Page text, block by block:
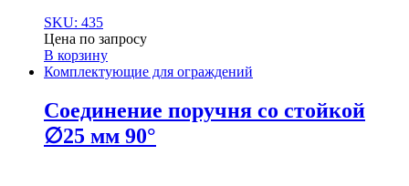
SKU: 435
Цена по запросу
В корзину
Комплектующие для ограждений
Соединение поручня со стойкой
∅25 мм 90°